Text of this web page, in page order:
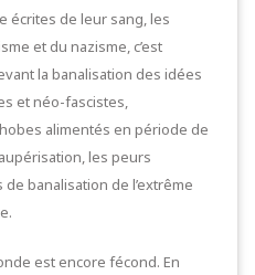
écrites de leur sang, les
et du nazisme, c’est
la banalisation des idées
et néo-fascistes,
alimentés en période de
les peurs
banalisation de l’extrême
est encore fécond. En